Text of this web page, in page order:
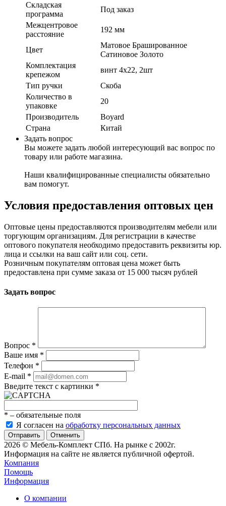
Складская
программа
Под заказ
Межцентровое
расстояние
192 мм
Цвет
Матовое Брашированное
Сатиновое Золото
Комплектация
крепежом
винт 4х22, 2шт
Тип ручки
Скоба
Количество в
упаковке
20
Производитель
Boyard
Страна
Китай
Задать вопрос
Вы можете задать любой интересующий вас вопрос по
товару или работе магазина.
Наши квалифицированные специалисты обязательно
вам помогут.
Условия предоставления оптовых цен
Оптовые цены предоставляются производителям мебели или
торгующим организациям. Для регистрации в качестве
оптового покупателя необходимо предоставить реквизиты юр.
лица и ссылки на ваш сайт или соц. сети.
Розничным покупателям оптовая цена может быть
предоставлена при сумме заказа от 15 000 тысяч рублей
Задать вопрос
Вопрос *
Ваше имя *
Телефон *
E-mail *
Введите текст с картинки *
* – обязательные поля
Я согласен на обработку персональных данных
Отменить
2026 © Мебель-Комплект СПб. На рынке с 2002г.
Информация на сайте не является публичной офертой.
Компания
Помощь
Информация
О компании